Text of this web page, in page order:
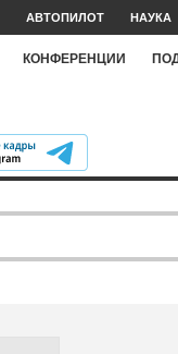
АВТОПИЛОТ НАУКА
КОНФЕРЕНЦИИ